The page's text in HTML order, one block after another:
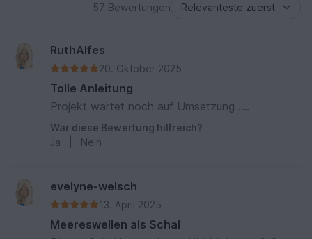
57 Bewertungen
RuthAlfes
20. Oktober 2025
Tolle Anleitung
Projekt wartet noch auf Umsetzung ....
War diese Bewertung hilfreich?
Ja
Nein
evelyne-welsch
13. April 2025
Meereswellen als Schal